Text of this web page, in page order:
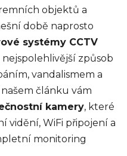
objektů a
době naprosto
systémy CCTV
způsob
vandalismem a
článku vám
kamery, které
vidění, WiFi připojení a
monitoring